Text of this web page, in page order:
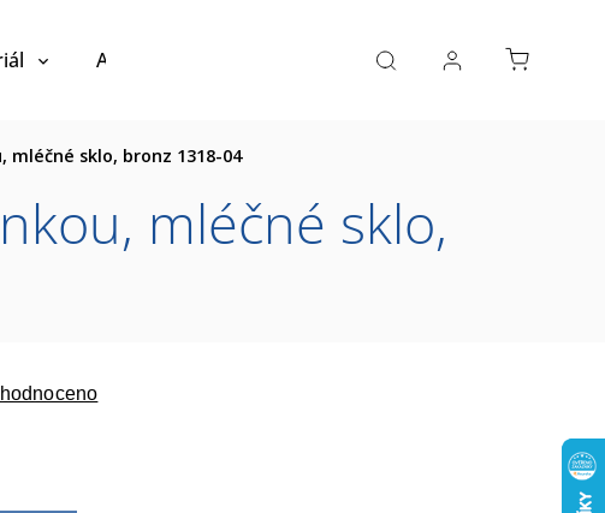
Akce a výprodej Návrh koupelny Reference
mléčné sklo, bronz 1318-04
mléčné sklo,